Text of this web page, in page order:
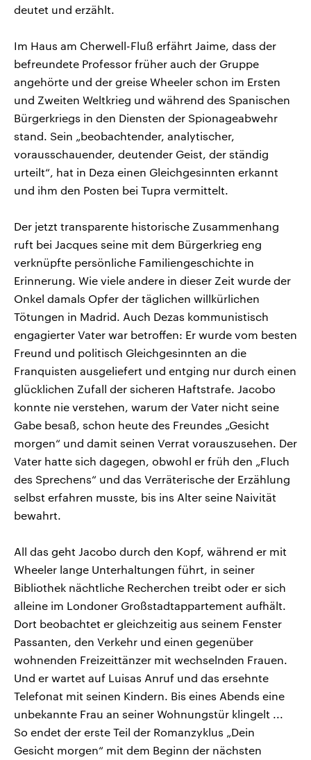
deutet und erzählt.
Im Haus am Cherwell-Fluß erfährt Jaime, dass der
befreundete Professor früher auch der Gruppe
angehörte und der greise Wheeler schon im Ersten
und Zweiten Weltkrieg und während des Spanischen
Bürgerkriegs in den Diensten der Spionageabwehr
stand. Sein „beobachtender, analytischer,
vorausschauender, deutender Geist, der ständig
urteilt“, hat in Deza einen Gleichgesinnten erkannt
und ihm den Posten bei Tupra vermittelt.
Der jetzt transparente historische Zusammenhang
ruft bei Jacques seine mit dem Bürgerkrieg eng
verknüpfte persönliche Familiengeschichte in
Erinnerung. Wie viele andere in dieser Zeit wurde der
Onkel damals Opfer der täglichen willkürlichen
Tötungen in Madrid. Auch Dezas kommunistisch
engagierter Vater war betroffen: Er wurde vom besten
Freund und politisch Gleichgesinnten an die
Franquisten ausgeliefert und entging nur durch einen
glücklichen Zufall der sicheren Haftstrafe. Jacobo
konnte nie verstehen, warum der Vater nicht seine
Gabe besaß, schon heute des Freundes „Gesicht
morgen“ und damit seinen Verrat vorauszusehen. Der
Vater hatte sich dagegen, obwohl er früh den „Fluch
des Sprechens“ und das Verräterische der Erzählung
selbst erfahren musste, bis ins Alter seine Naivität
bewahrt.
All das geht Jacobo durch den Kopf, während er mit
Wheeler lange Unterhaltungen führt, in seiner
Bibliothek nächtliche Recherchen treibt oder er sich
alleine im Londoner Großstadtappartement aufhält.
Dort beobachtet er gleichzeitig aus seinem Fenster
Passanten, den Verkehr und einen gegenüber
wohnenden Freizeittänzer mit wechselnden Frauen.
Und er wartet auf Luisas Anruf und das ersehnte
Telefonat mit seinen Kindern. Bis eines Abends eine
unbekannte Frau an seiner Wohnungstür klingelt ...
So endet der erste Teil der Romanzyklus „Dein
Gesicht morgen“ mit dem Beginn der nächsten